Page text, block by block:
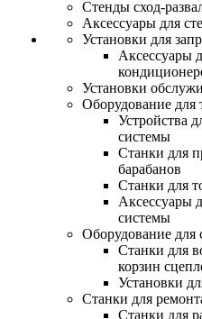
Стенды сход-
Аксессуары для
Установки для
Аксессуары
Установки
Оборудование для
Устройства
системы
Станки для
барабанов
Станки для
Аксессуары
системы
Оборудование для
Станки для
корзин
Установки
Станки для
Станки для